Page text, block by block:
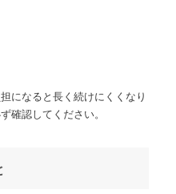
になると長く続けにくくなり
確認してください。